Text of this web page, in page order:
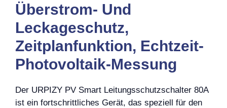
Überstrom- Und
Leckageschutz,
Zeitplanfunktion, Echtzeit-
Photovoltaik-Messung
Der URPIZY PV Smart Leitungsschutzschalter 80A
ist ein fortschrittliches Gerät, das speziell für den